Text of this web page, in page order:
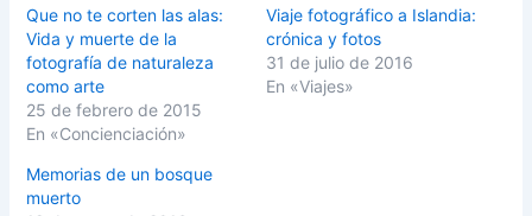
a
r
e
o
n
T
w
i
t
e
r
(
r
a
c
o
m
a
r
t
r
e
Que no te corten las alas:
Vida y muerte de la
fotografía de naturaleza
como arte
25 de febrero de 2015
En «Concienciación»
Viaje fotográfico a Islandia:
crónica y fotos
31 de julio de 2016
En «Viajes»
Memorias de un bosque
muerto